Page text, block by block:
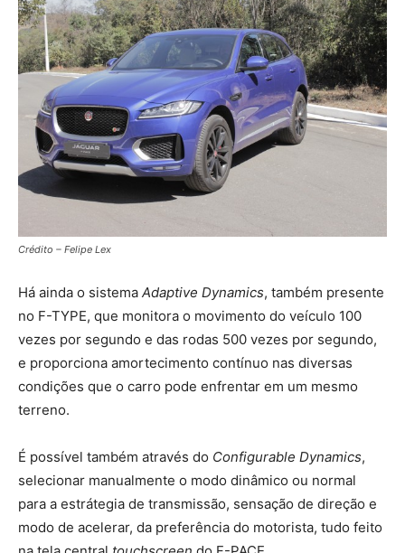
Crédito – Felipe Lex
Há ainda o sistema Adaptive Dynamics, também presente
no F-TYPE, que monitora o movimento do veículo 100
vezes por segundo e das rodas 500 vezes por segundo,
e proporciona amortecimento contínuo nas diversas
condições que o carro pode enfrentar em um mesmo
terreno.
É possível também através do Configurable Dynamics,
selecionar manualmente o modo dinâmico ou normal
para a estrátegia de transmissão, sensação de direção e
modo de acelerar, da preferência do motorista, tudo feito